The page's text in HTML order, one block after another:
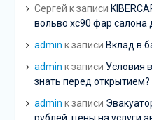
Сергей к записи
вольво хс90 фар салона
admin к записи Вклад в
admin к записи Условия
знать перед открытием?
admin к записи